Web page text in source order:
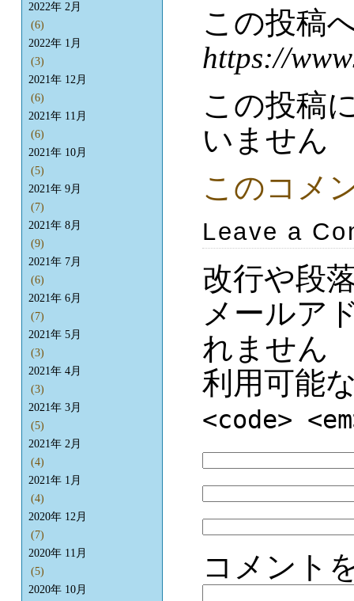
この投稿
https://
この投稿
いません
このコメ
Leave a
改行や段
メールア
れません
利用可能
<code>
コメント
2022年 2月
(6)
2022年 1月
(3)
2021年 12月
(6)
2021年 11月
(6)
2021年 10月
(5)
2021年 9月
(7)
2021年 8月
(9)
2021年 7月
(6)
2021年 6月
(7)
2021年 5月
(3)
2021年 4月
(3)
2021年 3月
(5)
2021年 2月
(4)
2021年 1月
(4)
2020年 12月
(7)
2020年 11月
(5)
2020年 10月